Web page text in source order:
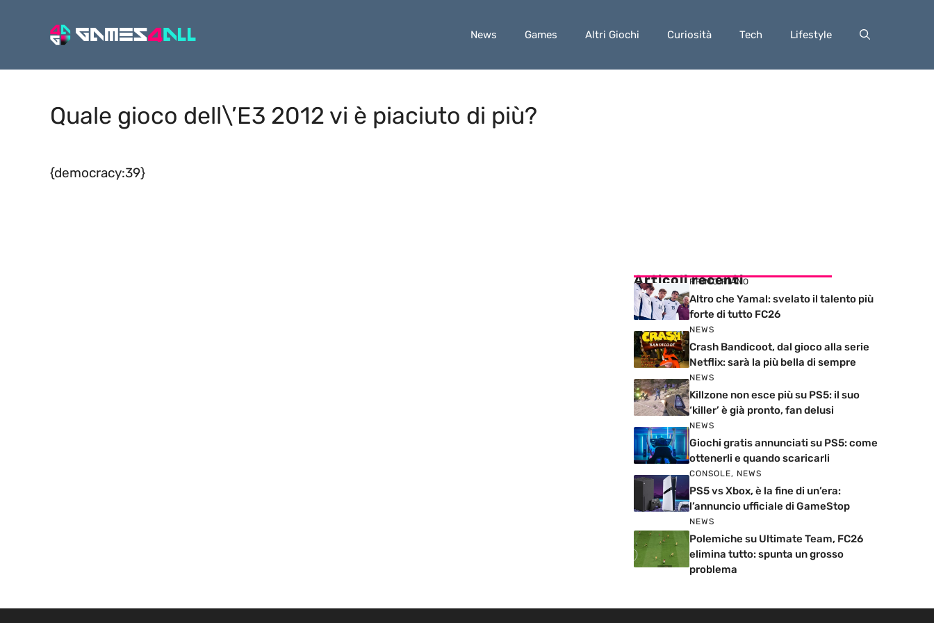
News Games Altri Giochi Curiosità Tech Lifestyle
Quale gioco dell\’E3 2012 vi è piaciuto di più?
{democracy:39}
Articoli recenti
PRIMO PIANO
Altro che Yamal: svelato il talento più
forte di tutto FC26
NEWS
Crash Bandicoot, dal gioco alla serie
Netflix: sarà la più bella di sempre
NEWS
Killzone non esce più su PS5: il suo
‘killer’ è già pronto, fan delusi
NEWS
Giochi gratis annunciati su PS5: come
ottenerli e quando scaricarli
CONSOLE, NEWS
PS5 vs Xbox, è la fine di un’era:
l’annuncio ufficiale di GameStop
NEWS
Polemiche su Ultimate Team, FC26
elimina tutto: spunta un grosso
problema